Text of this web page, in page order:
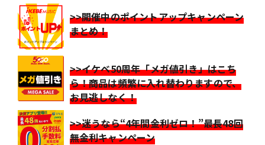
>>開催中のポイントアップキャンペーン
まとめ！
>>イケベ50周年「メガ値引き」はこち
ら！商品は頻繁に入れ替わりますので、
お見逃しなく！
>>迷うなら“4年間金利ゼロ！”最長48回
無金利キャンペーン